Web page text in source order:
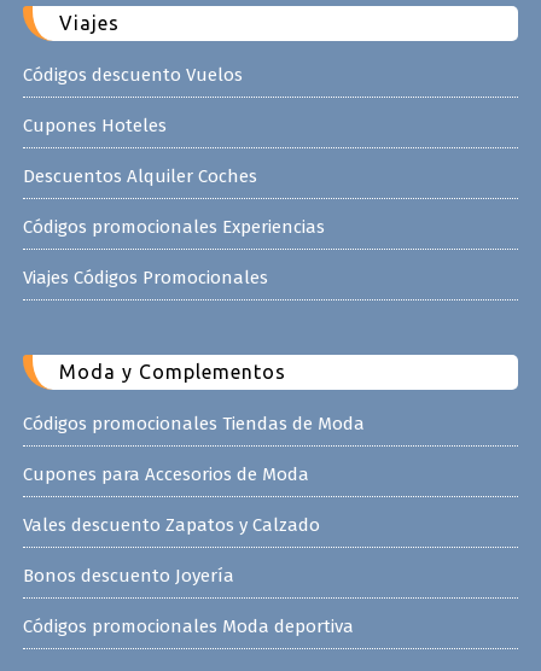
Viajes
Códigos descuento Vuelos
Cupones Hoteles
Descuentos Alquiler Coches
Códigos promocionales Experiencias
Viajes Códigos Promocionales
Moda y Complementos
Códigos promocionales Tiendas de Moda
Cupones para Accesorios de Moda
Vales descuento Zapatos y Calzado
Bonos descuento Joyería
Códigos promocionales Moda deportiva